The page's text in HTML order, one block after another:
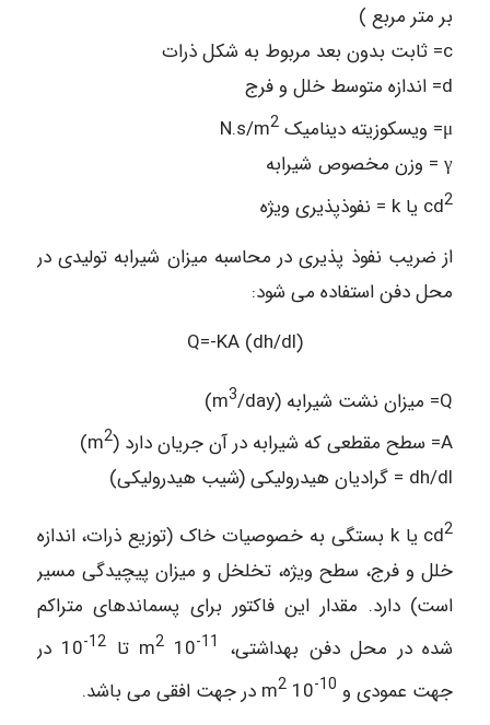
بر متر مربع )
c= ثابت بدون بعد مربوط به شکل ذرات
d= اندازه متوسط خلل و فرج
μ= ویسکوزیته دینامیک N.s/m
2
γ = وزن مخصوص شیرابه
cd2
یا k = نفوذپذیری ویژه
از ضریب نفوذ پذیری در محاسبه میزان شیرابه تولیدی در
محل دفن استفاده می شود:
Q=-KA (dh/dl)
Q= میزان نشت شیرابه (m
3/day)
A= سطح مقطعی که شیرابه در آن جریان دارد (m
2
)
dh/dl = گرادیان هیدرولیکی (شیب هیدرولیکی)
cd2
یا k بستگی به خصوصیات خاک (توزیع ذرات، اندازه
خلل و فرج، سطح ویژه، تخلخل و میزان پیچیدگی مسیر
است) دارد. مقدار این فاکتور برای پسماندهای متراکم
شده در محل دفن بهداشتی،
11-
10 m
2 تا 12-
10 در
جهت عمودی و 10-
10 m
2
در جهت افقی می باشد.